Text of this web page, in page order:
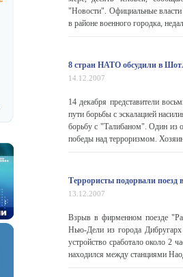
"Новости". Официальные
в районе военного городка,
8 стран НАТО обсудили в
14.12.2007
14 декабря представители
пути борьбы с эскалацией
борьбу с "Талибаном". Один из
победы над терроризмом.
Террористы подорвали поезд
13.12.2007
Взрыв в фирменном поезде
Нью-Дели из города Дибругарх
устройство сработало около 2
находился между станциями